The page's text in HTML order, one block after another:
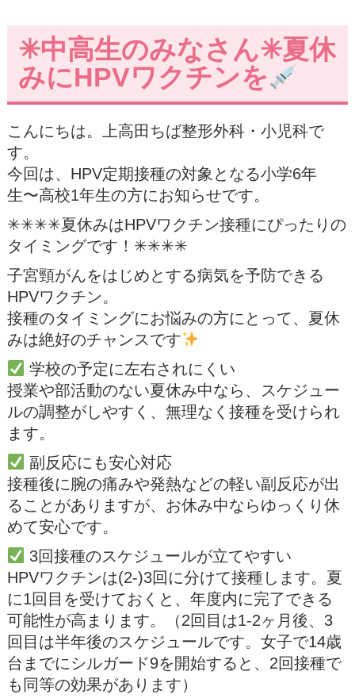
✳︎中高生のみなさん✳︎夏休
みにHPVワクチンを
こんにちは。上高田ちば整形外科・小児科で
す。
今回は、HPV定期接種の対象となる小学6年
生〜高校1年生の方にお知らせです。
✳︎✳︎✳︎✳︎夏休みはHPVワクチン接種にぴったりの
タイミングです！✳︎✳︎✳︎✳︎
子宮頸がんをはじめとする病気を予防できる
HPVワクチン。
接種のタイミングにお悩みの方にとって、夏休
みは絶好のチャンスです
学校の予定に左右されにくい
授業や部活動のない夏休み中なら、スケジュー
ルの調整がしやすく、無理なく接種を受けられ
ます。
副反応にも安心対応
接種後に腕の痛みや発熱などの軽い副反応が出
ることがありますが、お休み中ならゆっくり休
めて安心です。
3回接種のスケジュールが立てやすい
HPVワクチンは(2-)3回に分けて接種します。夏
に1回目を受けておくと、年度内に完了できる
可能性が高まります。（2回目は1-2ヶ月後、3
回目は半年後のスケジュールです。女子で14歳
台までにシルガード9を開始すると、2回接種で
も同等の効果があります）